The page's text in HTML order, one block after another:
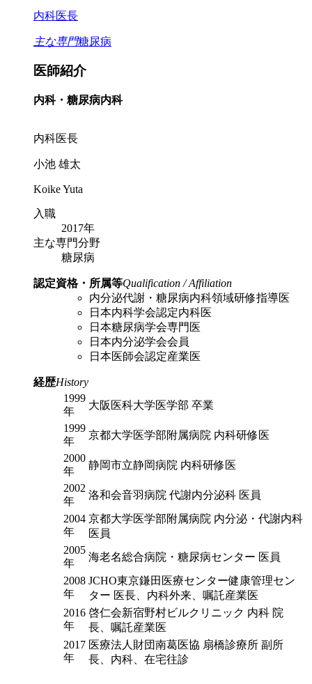
内科医長
主な専門糖尿病
医師紹介
内科・糖尿病内科
内科医長
小池 雄太
Koike Yuta
入職
2017年
主な専門分野
糖尿病
認定資格・所属等Qualification / Affiliation
内分泌代謝・糖尿病内科領域研修指導医
日本内科学会認定内科医
日本糖尿病学会専門医
日本内分泌学会会員
日本医師会認定産業医
経歴History
1999
年
大阪医科大学医学部 卒業
1999
年
京都大学医学部附属病院 内科研修医
2000
年
静岡市立静岡病院 内科研修医
2002
年
洛和会音羽病院 代謝内分泌科 医員
2004
年
京都大学医学部附属病院 内分泌・代謝内科
医員
2005
年
海老名総合病院・糖尿病センター 医員
2008
年
JCHO東京鎌田医療センター健康管理セン
ター 医長、内科外来、嘱託産業医
2016
年
啓仁会新宿野村ビルクリニック 内科 院
長、嘱託産業医
2017
年
医療法人財団南葛医協 扇橋診療所 副所
長、内科、在宅往診